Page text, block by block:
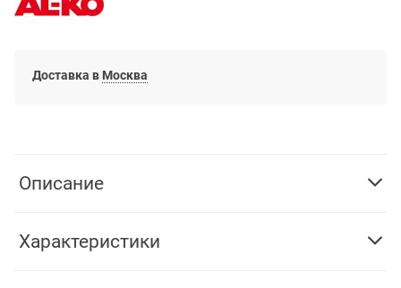
Доставка в Москва
Описание
Характеристики